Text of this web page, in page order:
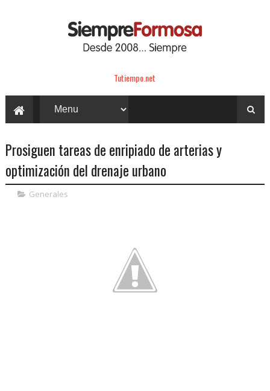
Tutiempo.net
Prosiguen tareas de enripiado de arterias y
optimización del drenaje urbano
Generales